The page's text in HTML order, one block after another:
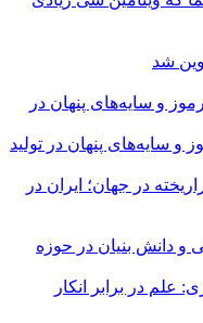
سایه‌های پنهان در تولید